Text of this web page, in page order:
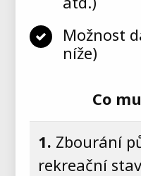
Možnost
níže)
Co
1. Zbourání
rekreační